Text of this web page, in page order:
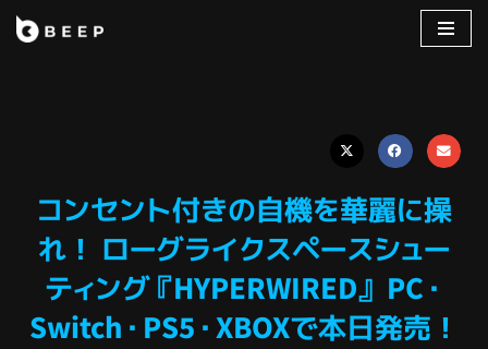
コンセント付きの自機を華麗に操
れ！ ローグライクスペースシュー
ティング『HYPERWIRED』 PC・
Switch・PS5・XBOXで本日発売！